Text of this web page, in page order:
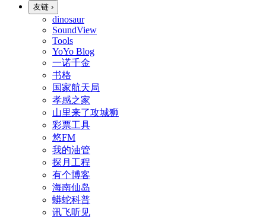
友链 ›
dinosaur
SoundView
Tools
YoYo Blog
一诺千金
书格
国家航天局
孝感之家
山里来了攻城狮
彩票工具
悠FM
我的油管
探月工程
有个博客
海南仙岛
蟒蛇科普
讯飞听见